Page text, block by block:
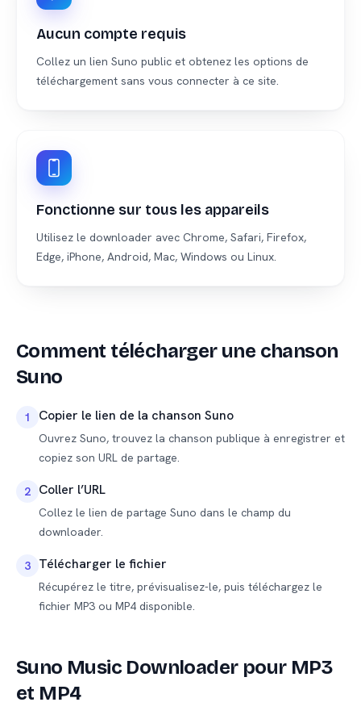
Aucun compte requis
Collez un lien Suno public et obtenez les options de
téléchargement sans vous connecter à ce site.
Fonctionne sur tous les appareils
Utilisez le downloader avec Chrome, Safari, Firefox,
Edge, iPhone, Android, Mac, Windows ou Linux.
Comment télécharger une chanson
Suno
1 Copier le lien de la chanson Suno
Ouvrez Suno, trouvez la chanson publique à enregistrer et
copiez son URL de partage.
2 Coller l’URL
Collez le lien de partage Suno dans le champ du
downloader.
3 Télécharger le fichier
Récupérez le titre, prévisualisez-le, puis téléchargez le
fichier MP3 ou MP4 disponible.
Suno Music Downloader pour MP3
et MP4